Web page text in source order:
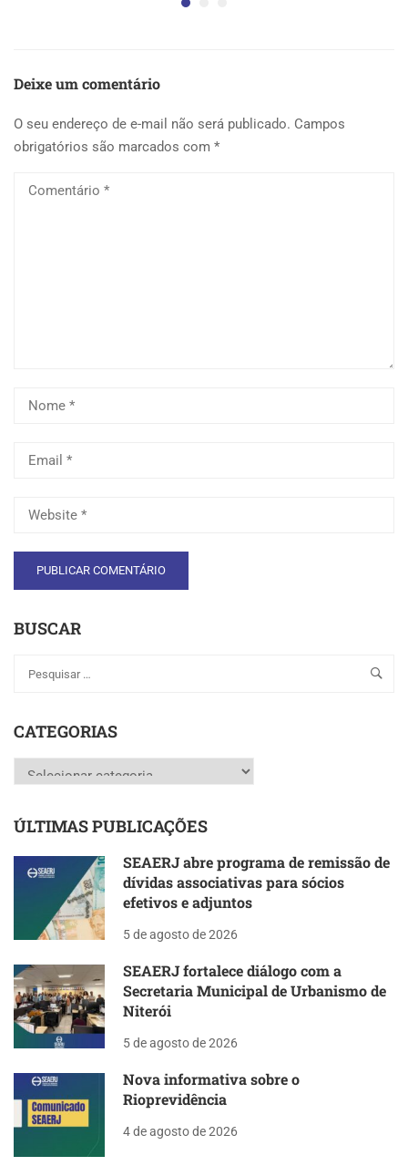
Deixe um comentário
O seu endereço de e-mail não será publicado. Campos
obrigatórios são marcados com *
BUSCAR
CATEGORIAS
Categorias
ÚLTIMAS PUBLICAÇÕES
SEAERJ abre programa de remissão de
dívidas associativas para sócios
efetivos e adjuntos
5 de agosto de 2026
SEAERJ fortalece diálogo com a
Secretaria Municipal de Urbanismo de
Niterói
5 de agosto de 2026
Nova informativa sobre o
Rioprevidência
4 de agosto de 2026